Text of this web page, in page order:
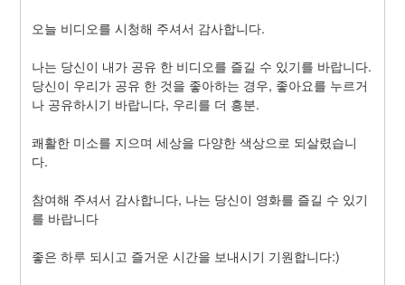
오늘 비디오를 시청해 주셔서 감사합니다.
나는 당신이 내가 공유 한 비디오를 즐길 수 있기를 바랍니다.
당신이 우리가 공유 한 것을 좋아하는 경우, 좋아요를 누르거
나 공유하시기 바랍니다, 우리를 더 흥분.
쾌활한 미소를 지으며 세상을 다양한 색상으로 되살렸습니
다.
참여해 주셔서 감사합니다, 나는 당신이 영화를 즐길 수 있기
를 바랍니다
좋은 하루 되시고 즐거운 시간을 보내시기 기원합니다:)